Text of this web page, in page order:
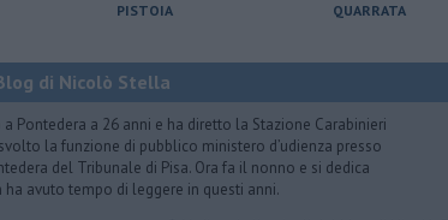
PISTOIA QUARRATA
di Nicolò Stella
Pontedera a 26 anni e ha diretto la Stazione Carabinieri
la funzione di pubblico ministero d’udienza presso
del Tribunale di Pisa. Ora fa il nonno e si dedica
avuto tempo di leggere in questi anni.